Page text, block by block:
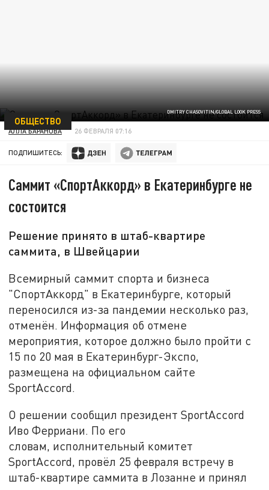
DMITRY CHASOVITIN/GLOBAL LOOK PRESS
ОБЩЕСТВО
АЛЛА БАРАНОВА 26 ФЕВРАЛЯ 07:16
ПОДПИШИТЕСЬ:
Саммит «СпортАккорд» в Екатеринбурге не
состоится
Решение принято в штаб-квартире
саммита, в Швейцарии
Всемирный саммит спорта и бизнеса
"СпортАккорд" в Екатеринбурге, который
переносился из-за пандемии несколько раз,
отменён. Информация об отмене
мероприятия, которое должно было пройти с
15 по 20 мая в Екатеринбург-Экспо,
размещена на официальном сайте
SportAccord.
О решении сообщил президент SportAccord
Иво Ферриани. По его
словам, исполнительный комитет
SportAccord, провёл 25 февраля встречу в
штаб-квартире саммита в Лозанне и принял